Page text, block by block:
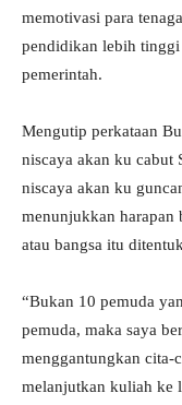
memotivasi para
pendidikan lebih tinggi
pemerintah.
Mengutip perkataan
niscaya akan ku cabut
niscaya akan ku
menunjukkan harapan
atau bangsa itu
“Bukan 10 pemuda
pemuda, maka saya
menggantungkan cita-
melanjutkan kuliah ke